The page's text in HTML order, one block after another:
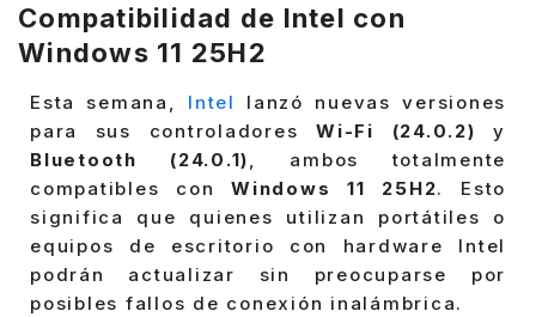
Compatibilidad de Intel con
Windows 11 25H2
Esta semana, Intel
lanzó nuevas versiones
para sus controladoresWi-Fi (24.0.2) y
Bluetooth (24.0.1), ambos totalmente
compatibles conWindows 11 25H2. Esto
significa que quienes utilizan portátiles o
equipos de escritorio con hardware Intel
podrán actualizar sin preocuparse por
posibles fallos de conexión inalámbrica.